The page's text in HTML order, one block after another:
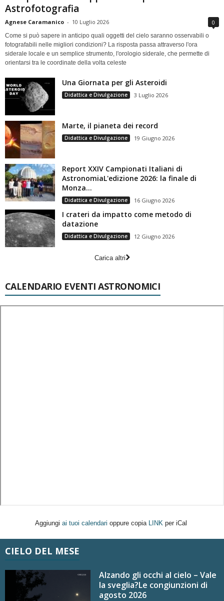
Astrofotografia
Agnese Caramanico - 10 Luglio 2026 0
Come si può sapere in anticipo quali oggetti del cielo saranno osservabili o
fotografabili nelle migliori condizioni? La risposta passa attraverso l'ora
siderale locale e un semplice strumento, l'orologio siderale, che permette di
orientarsi tra le coordinate della volta celeste
Una Giornata per gli Asteroidi
Didattica e Divulgazione 3 Luglio 2026
Marte, il pianeta dei record
Didattica e Divulgazione 19 Giugno 2026
Report XXIV Campionati Italiani di
AstronomiaL'edizione 2026: la finale di
Monza...
Didattica e Divulgazione 16 Giugno 2026
I crateri da impatto come metodo di
datazione
Didattica e Divulgazione 12 Giugno 2026
Carica altri
CALENDARIO EVENTI ASTRONOMICI
Aggiungi ai tuoi calendari oppure copia LINK per iCal
CIELO DEL MESE
Alzando gli occhi al cielo – Vale
la sveglia?Le congiunzioni di
agosto 2026